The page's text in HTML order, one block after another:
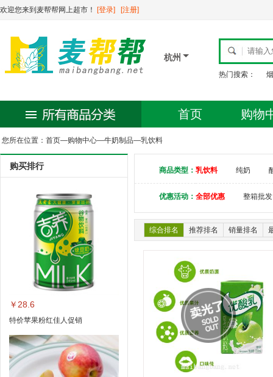
欢迎您来到麦帮帮网上超市！ [登录] [注册]
杭州
热门搜索： 烟
首页 购物
您所在位置： 首页—购物中心—牛奶制品—乳饮料
购买排行
￥28.6
特价苹果粉红佳人促销
商品类型： 乳饮料 纯奶
优惠活动： 全部优惠 整箱批发
综合排名 推荐排名 销量排名